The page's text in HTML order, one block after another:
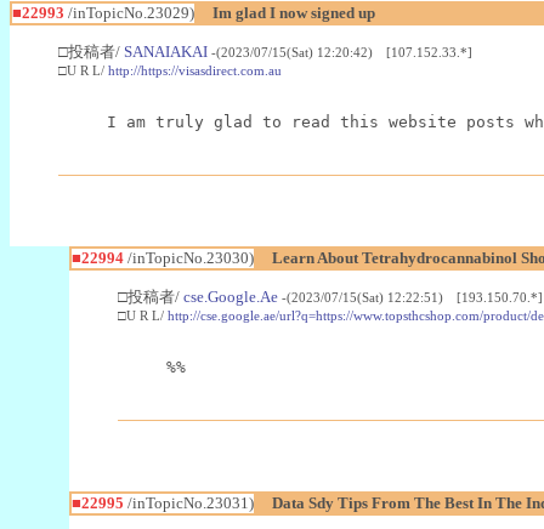
■22993 /inTopicNo.23029) Im glad I now signed up
□投稿者/ SANAIAKAI -(2023/07/15(Sat) 12:20:42) [107.152.33.*]
□U R L/ http://https://visasdirect.com.au
I am truly glad to read this website posts
■22994/inTopicNo.23030) Learn About Tetrahydrocannabinol
□投稿者/ cse.Google.Ae -(2023/07/15(Sat) 12:22:51) [193.150.70.*]
□U R L/ http://cse.google.ae/url?q=https://www.topsthcshop.com/
%%
■22995 /inTopicNo.23031) Data Sdy Tips From The Best In The